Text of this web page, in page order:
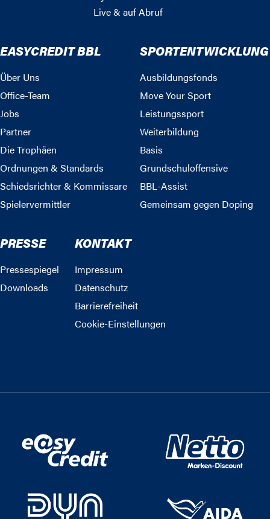
Live & auf Abruf
EASYCREDIT BBL
Über Uns
Office-Team
Jobs
Partner
Die Trophäen
Ordnungen & Standards
Schiedsrichter & Kommissare
Spielervermittler
SPORTENTWICKLUNG
Ausbildungsfonds
Move Your Sport
Leistungssport
Weiterbildung
Basis
Grundschuloffensive
BBL-Assist
Gemeinsam gegen Doping
PRESSE
Pressespiegel
Downloads
KONTAKT
Impressum
Datenschutz
Barrierefreiheit
Cookie-Einstellungen